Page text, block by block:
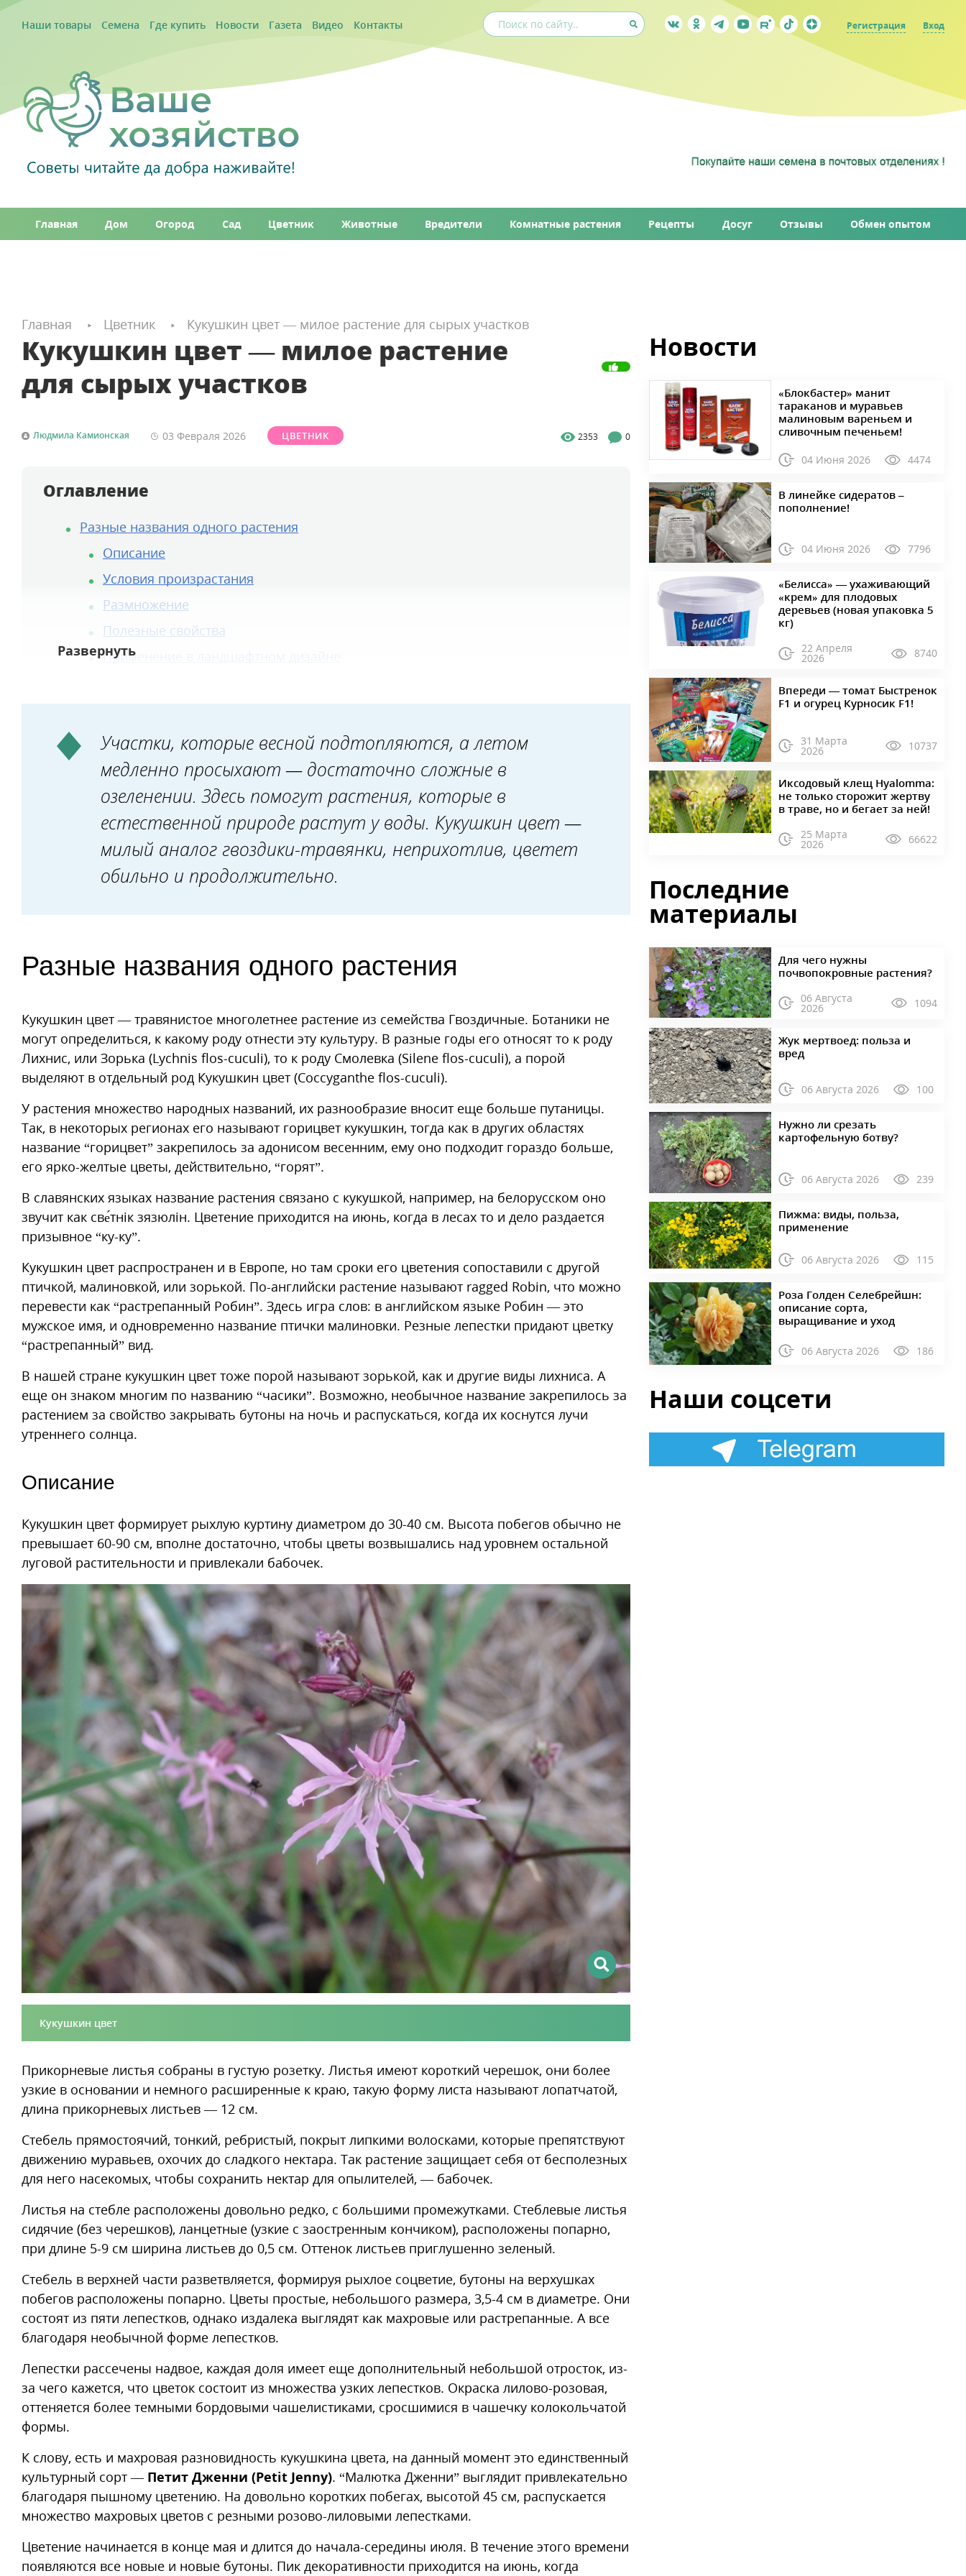
Наши товары Семена Где купить Новости Газета Видео Контакты Регистрация Вход
Главная Дом Огород Сад Цветник Животные Вредители Комнатные растения Рецепты Досуг Отзывы Обмен опытом
Главная Цветник Кукушкин цвет — милое растение для сырых участков
Кукушкин цвет — милое растение
для сырых участков
Людмила Камионская 03 Февраля 2026 ЦВЕТНИК 2353 0
Оглавление
Разные названия одного растения
Описание
Условия произрастания
Размножение
Полезные свойства
Применение в ландшафтном дизайне
Участки, которые весной подтопляются, а летом
медленно просыхают — достаточно сложные в
озеленении. Здесь помогут растения, которые в
естественной природе растут у воды. Кукушкин цвет —
милый аналог гвоздики-травянки, неприхотлив, цветет
обильно и продолжительно.
Разные названия одного растения
Кукушкин цвет — травянистое многолетнее растение из семейства Гвоздичные. Ботаники не
могут определиться, к какому роду отнести эту культуру. В разные годы его относят то к роду
Лихнис, или Зорька (Lychnis flos-cuculi), то к роду Смолевка (Silene flos-cuculi), а порой
выделяют в отдельный род Кукушкин цвет (Coccyganthe flos-cuculi).
У растения множество народных названий, их разнообразие вносит еще больше путаницы.
Так, в некоторых регионах его называют горицвет кукушкин, тогда как в других областях
название “горицвет” закрепилось за адонисом весенним, ему оно подходит гораздо больше,
его ярко-желтые цветы, действительно, “горят”.
В славянских языках название растения связано с кукушкой, например, на белорусском оно
звучит как све́тнік зязюлін. Цветение приходится на июнь, когда в лесах то и дело раздается
призывное “ку-ку”.
Кукушкин цвет распространен и в Европе, но там сроки его цветения сопоставили с другой
птичкой, малиновкой, или зорькой. По-английски растение называют ragged Robin, что можно
перевести как “растрепанный Робин”. Здесь игра слов: в английском языке Робин — это
мужское имя, и одновременно название птички малиновки. Резные лепестки придают цветку
“растрепанный” вид.
В нашей стране кукушкин цвет тоже порой называют зорькой, как и другие виды лихниса. А
еще он знаком многим по названию “часики”. Возможно, необычное название закрепилось за
растением за свойство закрывать бутоны на ночь и распускаться, когда их коснутся лучи
утреннего солнца.
Описание
Кукушкин цвет формирует рыхлую куртину диаметром до 30-40 см. Высота побегов обычно не
превышает 60-90 см, вполне достаточно, чтобы цветы возвышались над уровнем остальной
луговой растительности и привлекали бабочек.
Кукушкин цвет
Прикорневые листья собраны в густую розетку. Листья имеют короткий черешок, они более
узкие в основании и немного расширенные к краю, такую форму листа называют лопатчатой,
длина прикорневых листьев — 12 см.
Стебель прямостоячий, тонкий, ребристый, покрыт липкими волосками, которые препятствуют
движению муравьев, охочих до сладкого нектара. Так растение защищает себя от бесполезных
для него насекомых, чтобы сохранить нектар для опылителей, — бабочек.
Листья на стебле расположены довольно редко, с большими промежутками. Стеблевые листья
сидячие (без черешков), ланцетные (узкие с заостренным кончиком), расположены попарно,
при длине 5-9 см ширина листьев до 0,5 см. Оттенок листьев приглушенно зеленый.
Стебель в верхней части разветвляется, формируя рыхлое соцветие, бутоны на верхушках
побегов расположены попарно. Цветы простые, небольшого размера, 3,5-4 см в диаметре. Они
состоят из пяти лепестков, однако издалека выглядят как махровые или растрепанные. А все
благодаря необычной форме лепестков.
Лепестки рассечены надвое, каждая доля имеет еще дополнительный небольшой отросток, из-
за чего кажется, что цветок состоит из множества узких лепестков. Окраска лилово-розовая,
оттеняется более темными бордовыми чашелистиками, сросшимися в чашечку колокольчатой
формы.
К слову, есть и махровая разновидность кукушкина цвета, на данный момент это единственный
культурный сорт — Петит Дженни (Petit Jenny). “Малютка Дженни” выглядит привлекательно
благодаря пышному цветению. На довольно коротких побегах, высотой 45 см, распускается
множество махровых цветов с резными розово-лиловыми лепестками.
Цветение начинается в конце мая и длится до начала-середины июля. В течение этого времени
появляются все новые и новые бутоны. Пик декоративности приходится на июнь, когда
Новости
«Блокбастер» манит
тараканов и муравьев
малиновым вареньем и
сливочным печеньем!
04 Июня 2026 4474
В линейке сидератов –
пополнение!
04 Июня 2026 7796
«Белисса» — ухаживающий
«крем» для плодовых
деревьев (новая упаковка 5
кг)
22 Апреля
2026 8740
Впереди — томат Быстренок
F1 и огурец Курносик F1!
31 Марта
2026 10737
Иксодовый клещ Hyalomma:
не только сторожит жертву
в траве, но и бегает за ней!
25 Марта
2026 66622
Последние
материалы
Для чего нужны
почвопокровные растения?
06 Августа
2026 1094
Жук мертвоед: польза и
вред
06 Августа 2026 100
Нужно ли срезать
картофельную ботву?
06 Августа 2026 239
Пижма: виды, польза,
применение
06 Августа 2026 115
Роза Голден Селебрейшн:
описание сорта,
выращивание и уход
06 Августа 2026 186
Наши соцсети